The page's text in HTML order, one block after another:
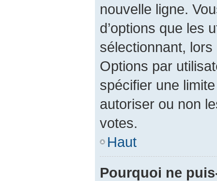
nouvelle ligne.
d’options que les
sélectionnant,
Options par
spécifier une
autoriser ou non
votes.
Haut
Pourquoi ne